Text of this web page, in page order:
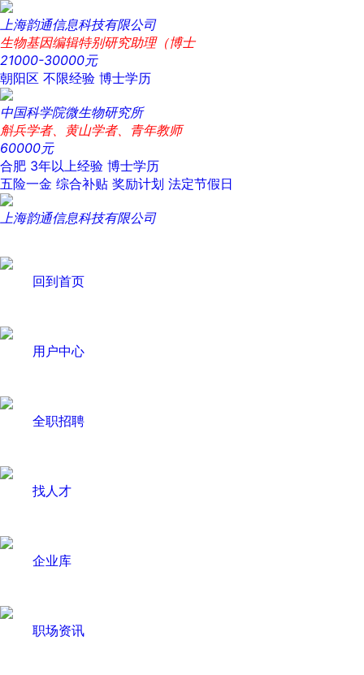
上海韵通信息科技有限公司
生物基因编辑特别研究助理（博士
21000-30000元
朝阳区 不限经验 博士学历
中国科学院微生物研究所
斛兵学者、黄山学者、青年教师
60000元
合肥 3年以上经验 博士学历
五险一金 综合补贴 奖励计划 法定节假日
上海韵通信息科技有限公司
回到首页
用户中心
全职招聘
找人才
企业库
职场资讯